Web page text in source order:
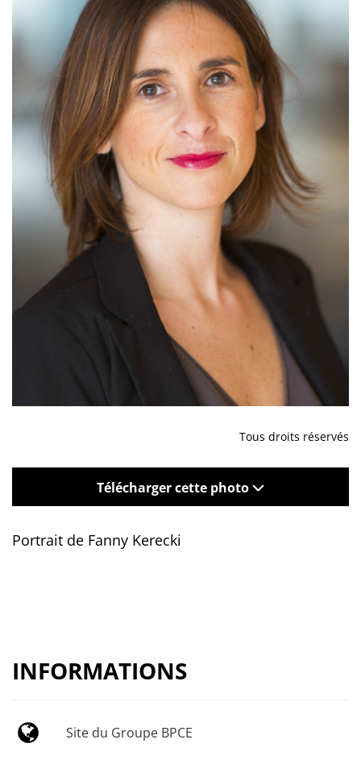
Tous droits réservés
Télécharger cette photo
Portrait de Fanny Kerecki
INFORMATIONS
Site du Groupe BPCE